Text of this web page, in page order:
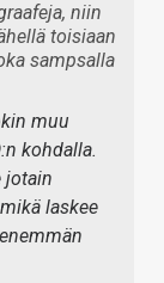
niin
toisiaan
sampsalla
muu
kohdalla.
jotain
laskee